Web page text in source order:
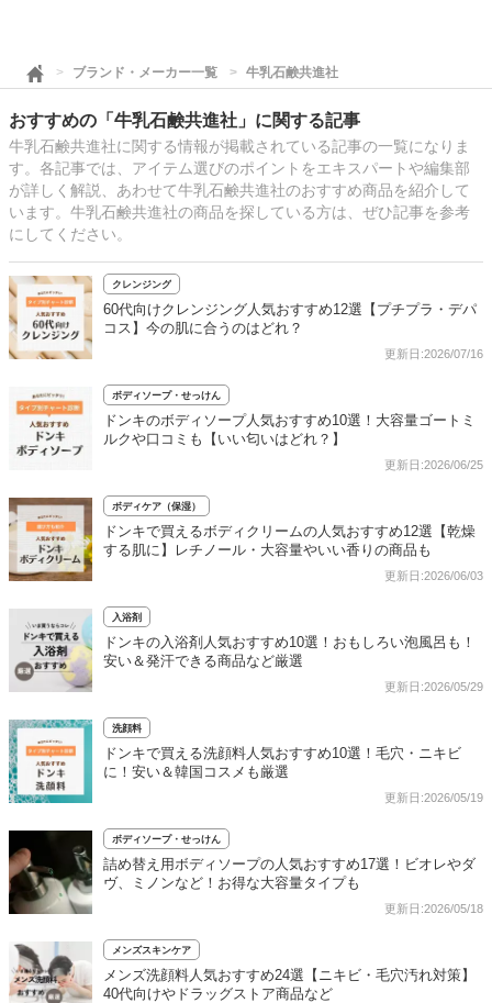
ブランド・メーカー一覧 牛乳石鹸共進社
おすすめの「牛乳石鹸共進社」に関する記事
牛乳石鹸共進社に関する情報が掲載されている記事の一覧になりま
す。各記事では、アイテム選びのポイントをエキスパートや編集部
が詳しく解説、あわせて牛乳石鹸共進社のおすすめ商品を紹介して
います。牛乳石鹸共進社の商品を探している方は、ぜひ記事を参考
にしてください。
クレンジング
60代向けクレンジング人気おすすめ12選【プチプラ・デパ
コス】今の肌に合うのはどれ？
更新日:2026/07/16
ボディソープ・せっけん
ドンキのボディソープ人気おすすめ10選！大容量ゴートミ
ルクや口コミも【いい匂いはどれ？】
更新日:2026/06/25
ボディケア（保湿）
ドンキで買えるボディクリームの人気おすすめ12選【乾燥
する肌に】レチノール・大容量やいい香りの商品も
更新日:2026/06/03
入浴剤
ドンキの入浴剤人気おすすめ10選！おもしろい泡風呂も！
安い＆発汗できる商品など厳選
更新日:2026/05/29
洗顔料
ドンキで買える洗顔料人気おすすめ10選！毛穴・ニキビ
に！安い＆韓国コスメも厳選
更新日:2026/05/19
ボディソープ・せっけん
詰め替え用ボディソープの人気おすすめ17選！ビオレやダ
ヴ、ミノンなど！お得な大容量タイプも
更新日:2026/05/18
メンズスキンケア
メンズ洗顔料人気おすすめ24選【ニキビ・毛穴汚れ対策】
40代向けやドラッグストア商品など